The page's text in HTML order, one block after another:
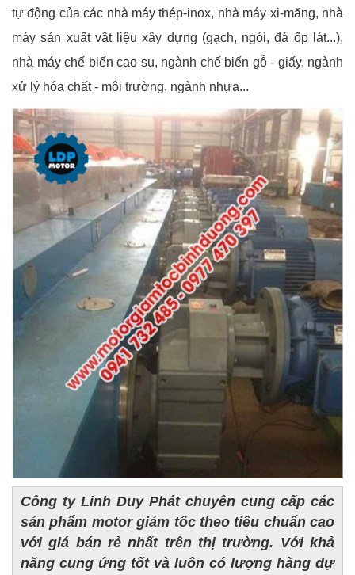
tự động của các nhà máy thép-inox, nhà máy xi-măng, nhà
máy sản xuất vât liệu xây dựng (gạch, ngói, đá ốp lát...),
nhà máy chế biến cao su, ngành chế biến gỗ - giấy, ngành
xử lý hóa chất - môi trường, ngành nhựa...
Công ty Linh Duy Phát chuyên cung cấp các
sản phẩm motor giảm tốctheo tiêu chuẩn cao
với giá bán rẻ nhất trên thị trường. Với khả
năng cung ứng tốt và luôn có lượng hàng dự